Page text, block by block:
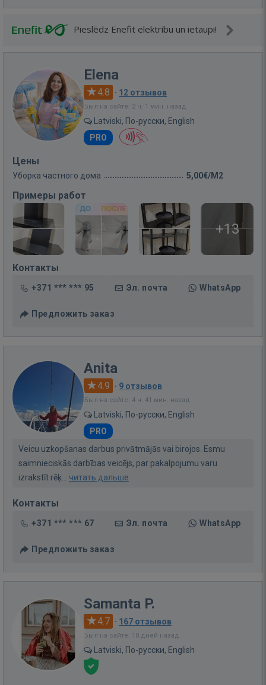
Pieslēdz Enefit elektrību un ietaupi!
Elena
4.8 · 12 отзывов
Был на сайте: 2 ч. 1 мин. назад
Latviski, По-русски, English
PRO
Цены
Уборка частного дома 5,00€/M2
Примеры работ
+13
Контакты
+371 *** *** 95 Эл. почта WhatsApp
Предложить заказ
Anita
4.9 · 9 отзывов
Был на сайте: 4 ч. 41 мин. назад
Latviski, По-русски, English
PRO
Veicu uzkopšanas darbus privātmājās vai birojos. Esmu
saimnieciskās darbības veicējs, par pakalpojumu varu
izrakstīt rēķ... читать дальше
Контакты
+371 *** *** 67 Эл. почта WhatsApp
Предложить заказ
Samanta P.
4.7 · 167 отзывов
Был на сайте: 10 дней назад
Latviski, По-русски, English